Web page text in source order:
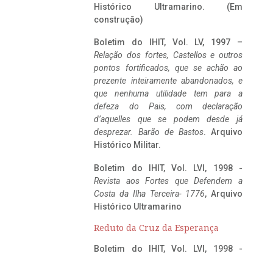
Histórico Ultramarino. (Em
construção)
Boletim do IHIT, Vol. LV, 1997 –
Relação dos fortes, Castellos e outros
pontos fortificados, que se achão ao
prezente inteiramente abandonados, e
que nenhuma utilidade tem para a
defeza do Pais, com declaração
d’aquelles que se podem desde já
desprezar. Barão de Bastos. Arquivo
Histórico Militar.
Boletim do IHIT, Vol. LVI, 1998 -
Revista aos Fortes que Defendem a
Costa da Ilha Terceira- 1776, Arquivo
Histórico Ultramarino
Reduto da Cruz da Esperança
Boletim do IHIT, Vol. LVI, 1998 -